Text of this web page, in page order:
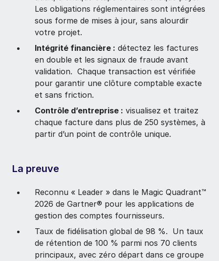
Les obligations réglementaires sont intégrées
sous forme de mises à jour, sans alourdir
votre projet.
Intégrité financière : détectez les factures
en double et les signaux de fraude avant
validation. Chaque transaction est vérifiée
pour garantir une clôture comptable exacte
et sans friction.
Contrôle d’entreprise : visualisez et traitez
chaque facture dans plus de 250 systèmes, à
partir d’un point de contrôle unique.
La preuve
Reconnu « Leader » dans le Magic Quadrant™
2026 de Gartner® pour les applications de
gestion des comptes fournisseurs.
Taux de fidélisation global de 98 %. Un taux
de rétention de 100 % parmi nos 70 clients
principaux, avec zéro départ dans ce groupe